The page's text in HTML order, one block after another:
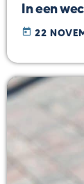
In een
today 22